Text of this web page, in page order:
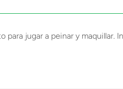
jugar a peinar y maquillar.